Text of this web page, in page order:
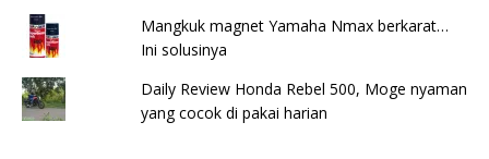
Mangkuk magnet Yamaha Nmax berkarat…
Ini solusinya
Daily Review Honda Rebel 500, Moge nyaman
yang cocok di pakai harian